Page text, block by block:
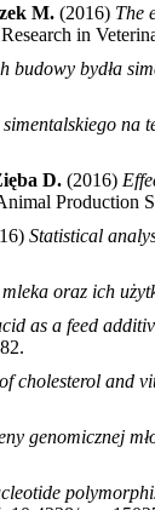
M. (2016) The
Research in
budowy bydła
D. (2016)
Production
Statistical
oraz ich
as a feed
.
cholesterol and
genomicznej